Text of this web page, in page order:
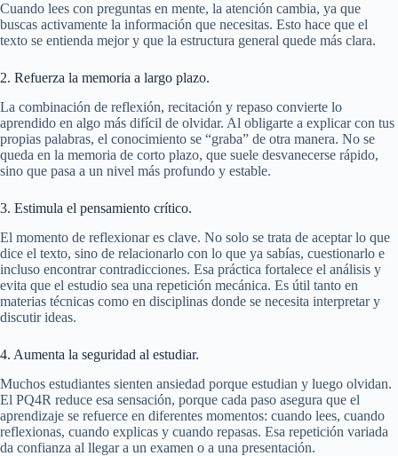
Cuando lees con preguntas en mente, la atención cambia, ya que
buscas activamente la información que necesitas. Esto hace que el
texto se entienda mejor y que la estructura general quede más clara.
2. Refuerza la memoria a largo plazo.
La combinación de reflexión, recitación y repaso convierte lo
aprendido en algo más difícil de olvidar. Al obligarte a explicar con tus
propias palabras, el conocimiento se “graba” de otra manera. No se
queda en la memoria de corto plazo, que suele desvanecerse rápido,
sino que pasa a un nivel más profundo y estable.
3. Estimula el pensamiento crítico.
El momento de reflexionar es clave. No solo se trata de aceptar lo que
dice el texto, sino de relacionarlo con lo que ya sabías, cuestionarlo e
incluso encontrar contradicciones. Esa práctica fortalece el análisis y
evita que el estudio sea una repetición mecánica. Es útil tanto en
materias técnicas como en disciplinas donde se necesita interpretar y
discutir ideas.
4. Aumenta la seguridad al estudiar.
Muchos estudiantes sienten ansiedad porque estudian y luego olvidan.
El PQ4R reduce esa sensación, porque cada paso asegura que el
aprendizaje se refuerce en diferentes momentos: cuando lees, cuando
reflexionas, cuando explicas y cuando repasas. Esa repetición variada
da confianza al llegar a un examen o a una presentación.